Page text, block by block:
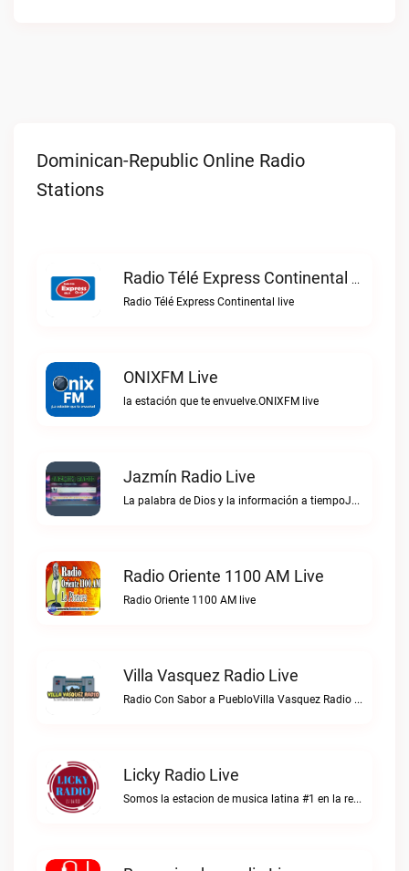
Dominican-Republic Online Radio
Stations
Radio Télé Express Continental Live
Radio Télé Express Continental live
ONIXFM Live
la estación que te envuelve.ONIXFM live
Jazmín Radio Live
La palabra de Dios y la información a tiempoJazmín Radio live
Radio Oriente 1100 AM Live
Radio Oriente 1100 AM live
Villa Vasquez Radio Live
Radio Con Sabor a PuebloVilla Vasquez Radio live
Licky Radio Live
Somos la estacion de musica latina #1 en la red.Licky Radio live